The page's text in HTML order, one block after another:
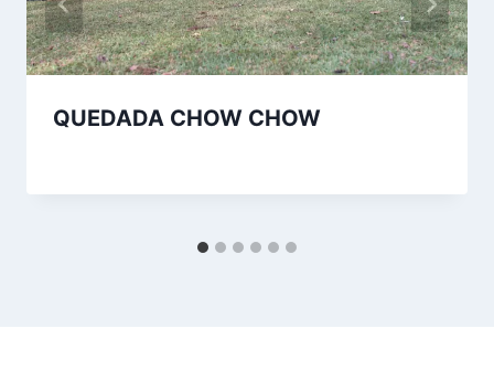
QUEDADA CHOW CHOW